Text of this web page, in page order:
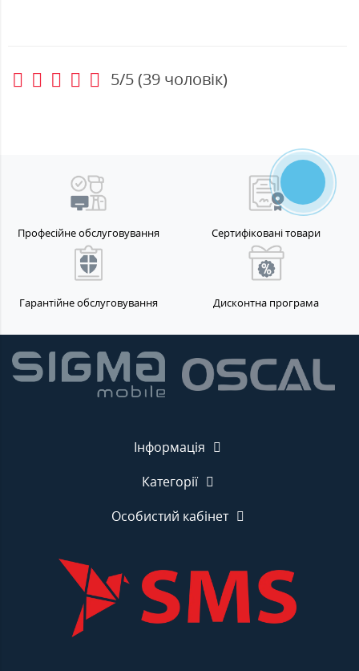
5/5(39 чоловік)
Професійне обслуговування Сертифіковані товари
Гарантійне обслуговування Дисконтна програма
Інформація
Категорії
Особистий кабінет